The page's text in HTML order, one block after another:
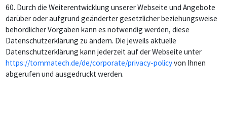
60. Durch die Weiterentwicklung unserer Webseite und Angebote
darüber oder aufgrund geänderter gesetzlicher beziehungsweise
behördlicher Vorgaben kann es notwendig werden, diese
Datenschutzerklärung zu ändern. Die jeweils aktuelle
Datenschutzerklärung kann jederzeit auf der Webseite unter
https://tommatech.de/de/corporate/privacy-policyvon Ihnen
abgerufen und ausgedruckt werden.